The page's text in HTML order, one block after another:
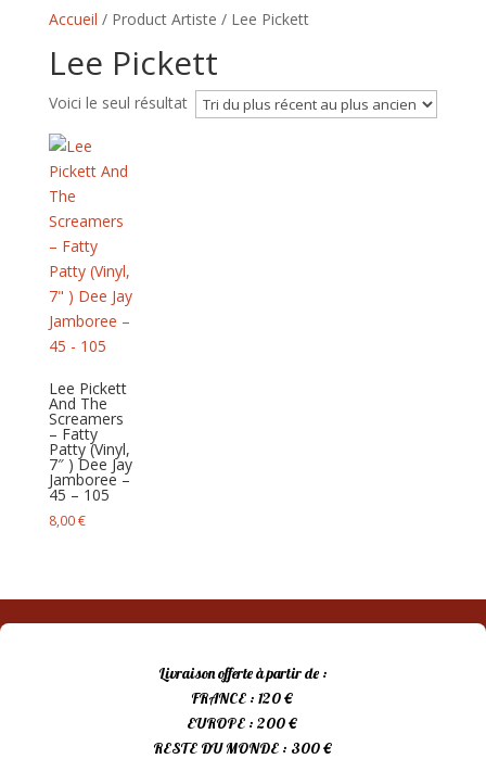
Accueil / Product Artiste / Lee Pickett
Lee Pickett
Voici le seul résultat
Lee Pickett
And The
Screamers
– Fatty
Patty (Vinyl,
7″ ) Dee Jay
Jamboree –
45 – 105
8,00€
Livraison offerte à partir de :
FRANCE : 120 €
EUROPE : 200 €
RESTE DU MONDE : 300 €